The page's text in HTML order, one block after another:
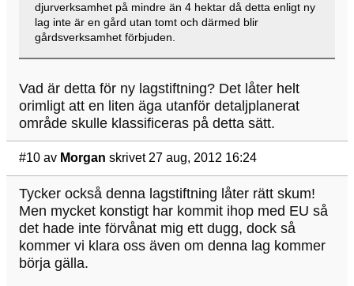
djurverksamhet på mindre än 4 hektar då detta enligt ny
lag inte är en gård utan tomt och därmed blir
gårdsverksamhet förbjuden.
Vad är detta för ny lagstiftning? Det låter helt
orimligt att en liten äga utanför detaljplanerat
område skulle klassificeras på detta sätt.
#10 av Morgan skrivet 27 aug, 2012 16:24
Tycker också denna lagstiftning låter rätt skum!
Men mycket konstigt har kommit ihop med EU så
det hade inte förvånat mig ett dugg, dock så
kommer vi klara oss även om denna lag kommer
börja gälla.